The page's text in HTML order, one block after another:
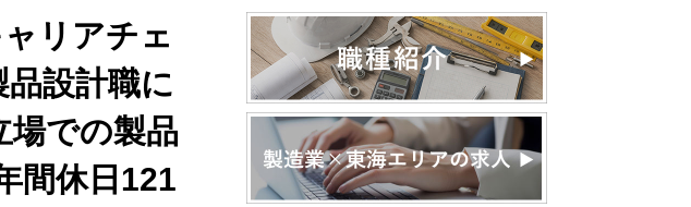
リアチェ
設計職に
場での製品
間休日121